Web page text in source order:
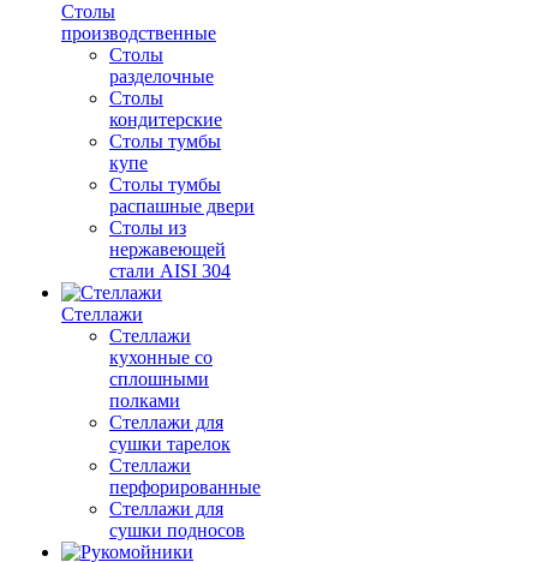
Столы
производственные
Столы
разделочные
Столы
кондитерские
Столы тумбы
купе
Столы тумбы
распашные двери
Столы из
нержавеющей
стали AISI 304
Стеллажи
Стеллажи
кухонные со
сплошными
полками
Стеллажи для
сушки тарелок
Стеллажи
перфорированные
Стеллажи для
сушки подносов